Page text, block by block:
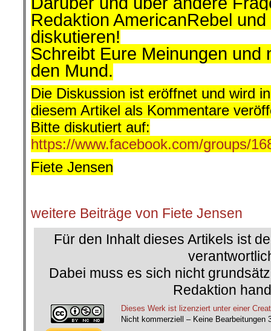
Redaktion AmericanRebel
diskutieren!
Schreibt Eure Meinungen und
den Mund.
Die Diskussion ist eröffnet und wird
diesem Artikel als Kommentare
Bitte diskutiert auf:
https://www.facebook.com/groups/
Fiete Jensen
weitere Beiträge von Fiete Jensen
Für den Inhalt dieses Artikels ist
Dabei muss es sich nicht
Redaktion
Dieses Werk ist lizenziert unter einer
Nicht kommerziell – Keine Bearbeitungen